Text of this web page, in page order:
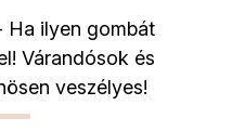
Ha ilyen gombát
Várandósok és
veszélyes!